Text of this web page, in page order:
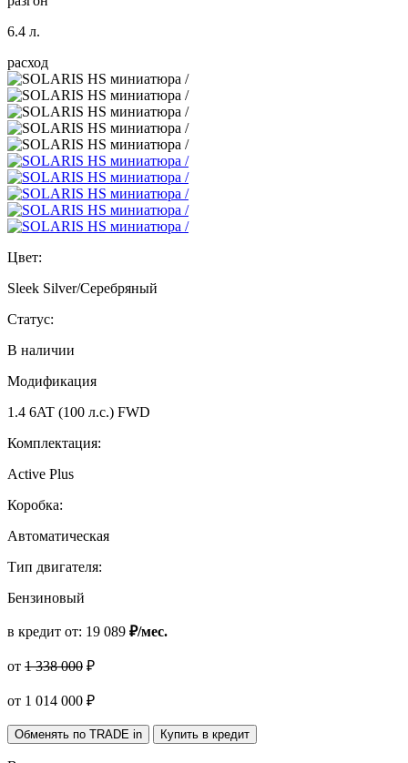
6.4 л.
расход
Цвет:
Sleek Silver/Серебряный
Статус:
В наличии
Модификация
1.4 6AT (100 л.с.) FWD
Комплектация:
Active Plus
Коробка:
Автоматическая
Тип двигателя:
Бензиновый
в кредит от: 19 089 ₽/мес.
от 1 338 000 ₽
от 1 014 000 ₽
Обменять по TRADE in Купить в кредит